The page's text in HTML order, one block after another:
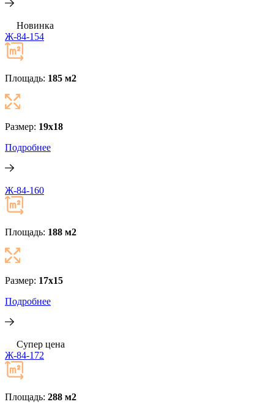
Новинка
Ж-84-154
Площадь: 185 м2
Размер: 19x18
Подробнее
Ж-84-160
Площадь: 188 м2
Размер: 17x15
Подробнее
Супер цена
Ж-84-172
Площадь: 288 м2